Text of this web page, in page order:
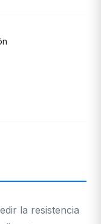
la resistencia